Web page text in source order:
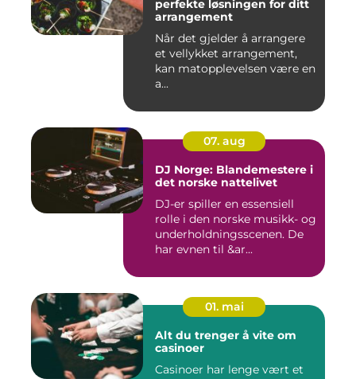
perfekte løsningen for ditt
arrangement
Når det gjelder å arrangere
et vellykket arrangement,
kan matopplevelsen være en
a...
07. aug
DJ Norge: Blandemestere i
det norske nattelivet
DJ-er spiller en essensiell
rolle i den norske musikk- og
underholdningsscenen. De
har evnen til &ar...
01. mai
Alt du trenger å vite om
casinoer
Casinoer har lenge vært et